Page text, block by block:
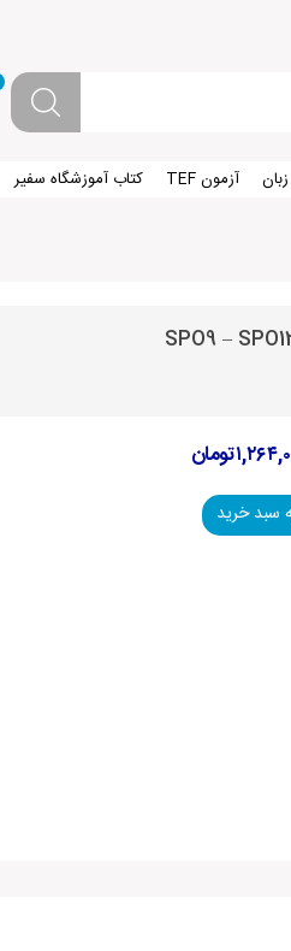
آزمون TEF کتاب آموزشگاه سفیر
تومان
سبد خرید